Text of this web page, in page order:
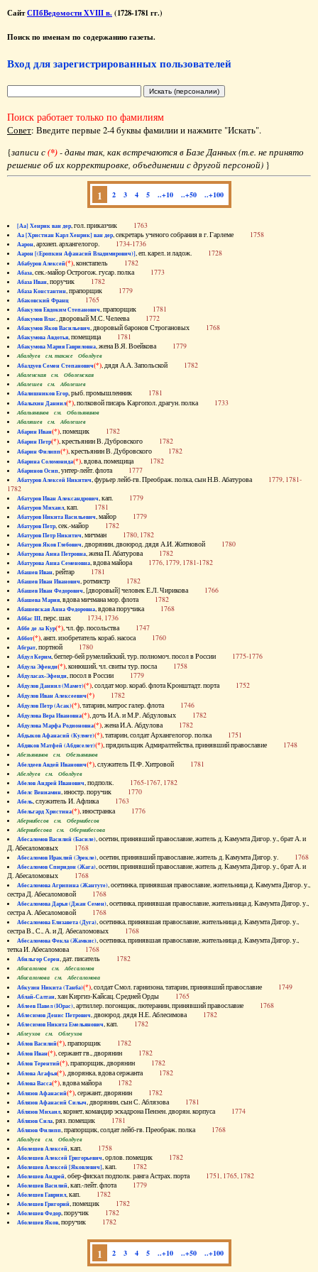
СайтСПбВедомости XVIII в. (1728-1781 гг.)
Поиск по именам по содержанию газеты.
Вход для зарегистрированных пользователей
Поиск работает только по фамилиям
Совет: Введите первые 2-4 буквы фамилии и нажмите "Искать".
{записи с(*)- даны так, как встречаются в Базе Данных (т.е. не принято
решение об их корректировке, объединении с другой персоной) }
1 2 3 4 5 ..+10 ..+50 ..+100
[Аа] Хенрик ван дер, гол. приказчик 1763
Аа [Христиан Карл Хенрик] ван дер, секретарь ученого собрания в г. Гарлеме 1758
Аарон, архиеп. архангелогор. 1734-1736
Аарон [(Еропкин Афанасий Владимирович)], еп. карел. и ладож. 1728
Абабуров Алексей(*), констапель 1782
Абаза, сек.-майор Острогож. гусар. полка 1773
Абаза Иван, поручик 1782
Абаза Константин, прапорщик 1779
Абаковский Франц 1765
Абакулов Евдоким Степанович, прапорщик 1781
Абакумов Влас, дворовый М.С. Челеева 1772
Абакумов Яков Васильевич, дворовый баронов Строгановых 1768
Абакумова Авдотья, помещица 1781
Абакумова Мария Гавриловна, жена В.Я. Воейкова 1779
Абалдуев см. также Оболдуев
Абалдуев Семен Степанович(*), дядя А.А. Запольской 1782
Абаленская см. Оболенская
Абалешев см. Аболешев
Абалишников Егор, рыб. промышленник 1781
Абалыхин Даниил(*), полковой писарь Каргопол. драгун. полка 1733
Абальянинов см. Обольянинов
Абаляшев см. Аболешев
Абарин Иван(*), помещик 1782
Абарин Петр(*), крестьянин В. Дубровского 1782
Абарин Филипп(*), крестьянин В. Дубровского 1782
Абарина Соломонида(*), вдова, помещица 1782
Абаринов Осип, унтер-лейт. флота 1777
Абатуров Алексей Никитич, фурьер лейб-гв. Преображ. полка, сын Н.В. Абатурова 1779, 1781-
1782
Абатуров Иван Александрович, кап. 1779
Абатуров Михаил, кап. 1781
Абатуров Никита Васильевич, майор 1779
Абатуров Петр, сек.-майор 1782
Абатуров Петр Никитич, мичман 1780, 1782
Абатуров Яков Глебович, дворянин, двоюрод. дядя А.И. Житновой 1780
Абатурова Анна Петровна, жена П. Абатурова 1782
Абатурова Анна Семеновна, вдова майора 1776, 1779, 1781-1782
Абашев Иван, рейтар 1781
Абашев Иван Иванович, ротмистр 1782
Абашев Иван Федорович, [дворовый] человек Е.Л. Чирикова 1766
Абашева Мария, вдова мичмана мор. флота 1782
Абашевская Анна Федоровна, вдова поручика 1768
Аббас III, перс. шах 1734, 1736
Аббе де ла Кур(*), чл. фр. посольства 1747
Аббот(*), англ. изобретатель кораб. насоса 1760
Абграт, портной 1780
Абдул Керим, беглер-бей румелийский, тур. полномоч. посол в России 1775-1776
Абдула Эфенди(*), конюший, чл. свиты тур. посла 1758
Абдуласах-Эфенди, посол в России 1779
Абдулов Даниил (Мамет)(*), солдат мор. кораб. флота Кронштадт. порта 1752
Абдулов Иван Алексеевич(*) 1782
Абдулов Петр (Асак)(*), татарин, матрос галер. флота 1746
Абдулова Вера Ивановна(*), дочь И.А. и М.Р. Абдуловых 1782
Абдулова Марфа Родионовна(*), жена И.А. Абдулова 1782
Абдыков Афанасий (Кулмет)(*), татарин, солдат Архангелогор. полка 1751
Абдяков Матфей (Абдяселет)(*), прядильщик Адмиралтейства, принявший православие 1748
Абезьянинов см. Обезьянинов
Абелдеев Авдей Иванович(*), служитель П.Ф. Хитровой 1781
Абелдуев см. Оболдуев
Абелов Андрей Иванович, подполк. 1765-1767, 1782
Абелс Вениамин, иностр. поручик 1770
Абель, служитель И. Афлика 1763
Абельгард Христина(*), иностранка 1776
Абернибесов см. Обернибесов
Абернибесова см. Обернибесова
Абесаломов Василий (Басиле), осетин, принявший православие, житель д. Камумта Дигор. у., брат А. и
Д. Абесаломовых 1768
Абесаломов Ираклий (Эрекле), осетин, принявший православие, житель д. Камумта Дигор. у. 1768
Абесаломов Спиридон (Жага), осетин, принявший православие, житель д. Камумта Дигор. у., брат А. и
Д. Абесаломовых 1768
Абесаломова Агрипина (Жантуте), осетинка, принявшая православие, жительница д. Камумта Дигор. у.,
сестра Д. Абесаломовой 1768
Абесаломова Дарья (Джан Семен), осетинка, принявшая православие, жительница д. Камумта Дигор. у.,
сестра А. Абесаломовой 1768
Абесаломова Елизавета (Дуга), осетинка, принявшая православие, жительница д. Камумта Дигор. у.,
сестра В., С., А. и Д. Абесаломовых 1768
Абесаломова Фекла (Жамкис), осетинка, принявшая православие, жительница д. Камумта Дигор. у.,
тетка И. Абесаломова 1768
Абильгор Серен, дат. писатель 1782
Абисаломов см. Абесаломов
Абисаломова см. Абесаломова
Абкузин Никита (Танба)(*), солдат Смол. гарнизона, татарин, принявший православие 1749
Аблай-Салтан, хан Киргиз-Кайсац. Средней Орды 1765
Аблеев Павел (Юрас), артиллер. погонщик, лютеранин, принявший православие 1768
Аблесимов Денис Петрович, двоюрод. дядя Н.Е. Аблесимова 1782
Аблесимов Никита Емельянович, кап. 1782
Аблеухов см. Облеухов
Аблов Василий(*), прапорщик 1782
Аблов Иван(*), сержант гв., дворянин 1782
Аблов Терентий(*), прапорщик, дворянин 1782
Аблова Агафья(*), дворянка, вдова сержанта 1782
Аблова Васса(*), вдова майора 1782
Аблязов Афанасий(*), сержант, дворянин 1782
Аблязов Афанасий Силыч, дворянин, сын С. Аблязова 1781
Аблязов Михаил, корнет, командир эскадрона Пензен. дворян. корпуса 1774
Аблязов Сила, ряз. помещик 1781
Аблязов Филипп, прапорщик, солдат лейб-гв. Преображ. полка 1768
Аболдуев см. Оболдуев
Аболешев Алексей, кап. 1758
Аболешев Алексей Григорьевич, орлов. помещик 1782
Аболешев Алексей [Яковлевич], кап. 1782
Аболешев Андрей, обер-фискал подполк. ранга Астрах. порта 1751, 1765, 1782
Аболешев Василий, кап.-лейт. флота 1779
Аболешев Гавриил, кап. 1782
Аболешев Григорий, помещик 1782
Аболешев Федор, поручик 1782
Аболешев Яков, поручик 1782
1 2 3 4 5 ..+10 ..+50 ..+100